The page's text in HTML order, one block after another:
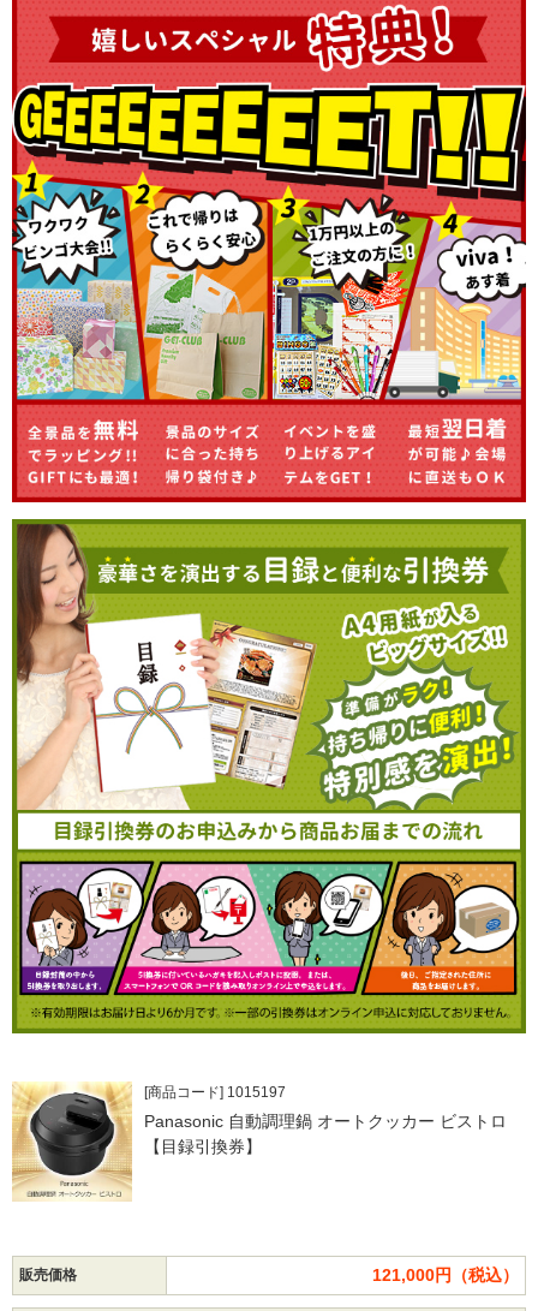
[商品コード] 1015197
Panasonic 自動調理鍋 オートクッカー ビストロ
【目録引換券】
販売価格 121,000円（税込）